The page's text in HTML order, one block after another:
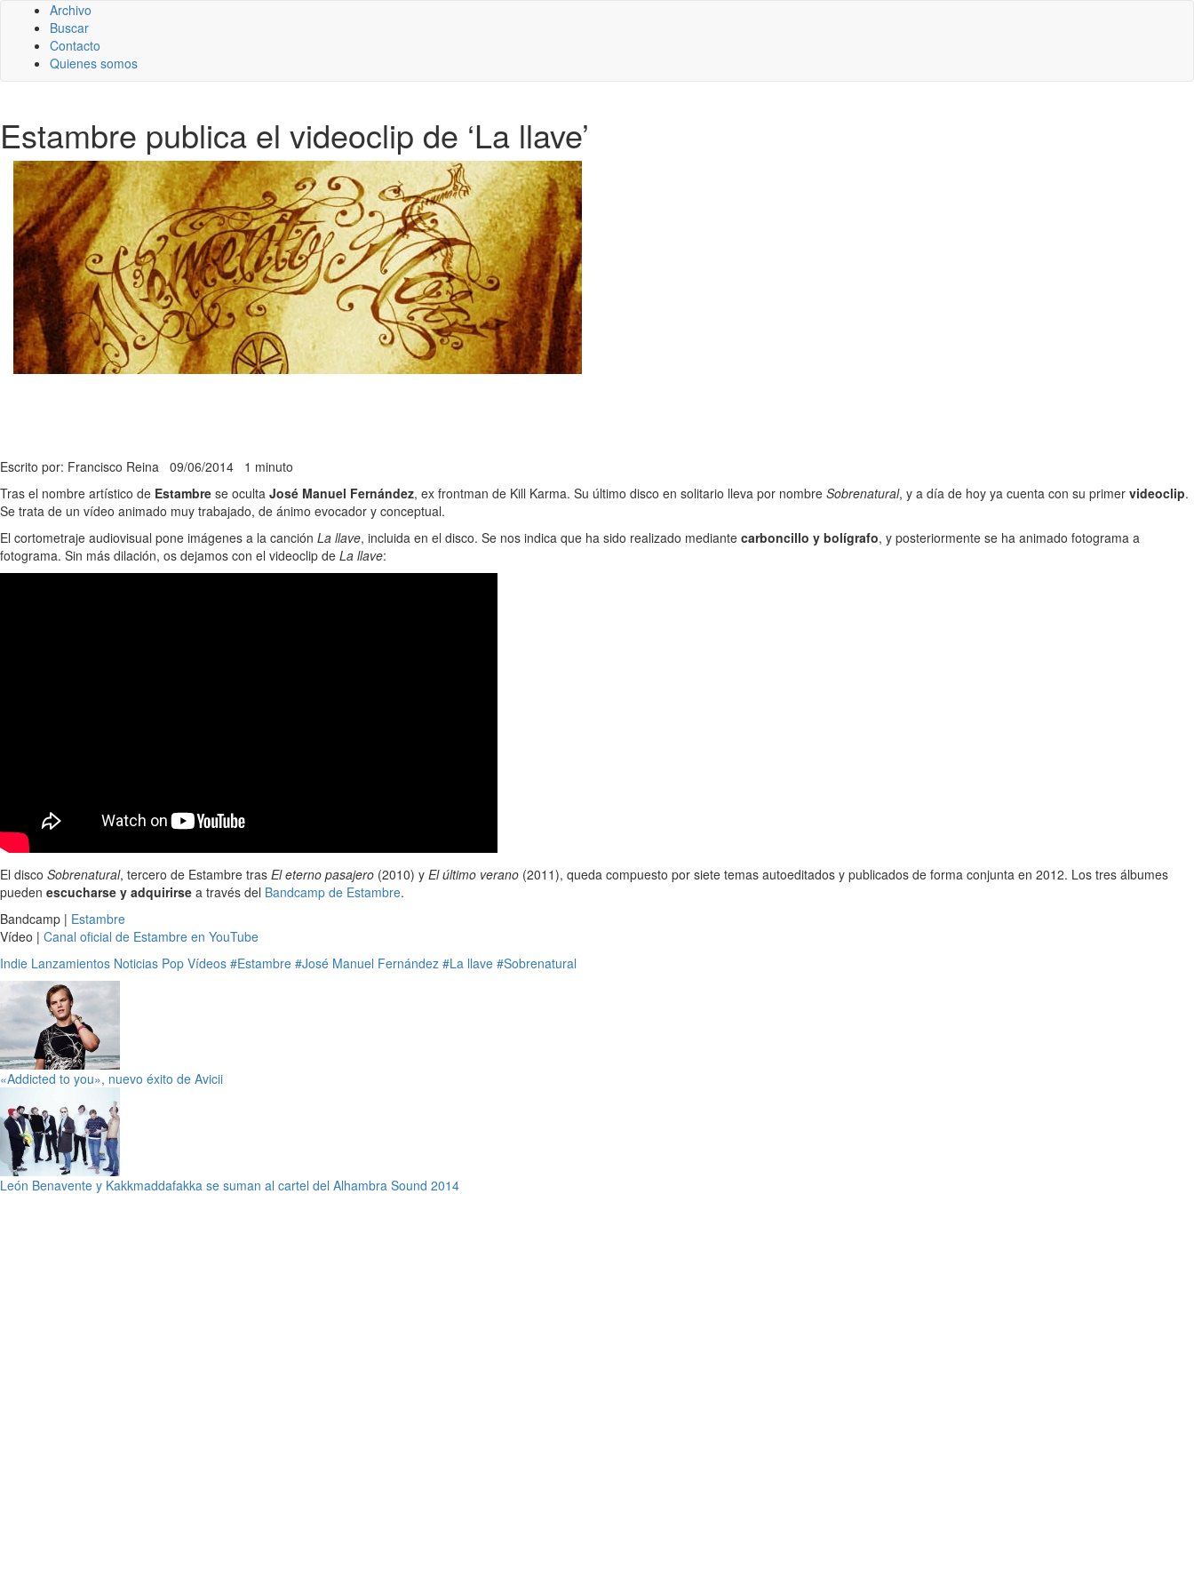
Archivo
Buscar
Contacto
Quienes somos
Estambre publica el videoclip de ‘La llave’
Escrito por: Francisco Reina 09/06/2014 1 minuto
Tras el nombre artístico de Estambre se oculta José Manuel Fernández, ex frontman de Kill Karma. Su último disco en solitario lleva por nombre Sobrenatural, y a día de hoy ya cuenta con su primer videoclip.
Se trata de un vídeo animado muy trabajado, de ánimo evocador y conceptual.
El cortometraje audiovisual pone imágenes a la canción La llave, incluida en el disco. Se nos indica que ha sido realizado mediante carboncillo y bolígrafo, y posteriormente se ha animado fotograma a
fotograma. Sin más dilación, os dejamos con el videoclip de La llave:
El disco Sobrenatural, tercero de Estambre tras El eterno pasajero (2010) y El último verano (2011), queda compuesto por siete temas autoeditados y publicados de forma conjunta en 2012. Los tres álbumes
pueden escucharse y adquirirse a través del Bandcamp de Estambre.
Bandcamp | Estambre
Vídeo | Canal oficial de Estambre en YouTube
Indie Lanzamientos Noticias Pop Vídeos #Estambre #José Manuel Fernández #La llave #Sobrenatural
«Addicted to you», nuevo éxito de Avicii
León Benavente y Kakkmaddafakka se suman al cartel del Alhambra Sound 2014